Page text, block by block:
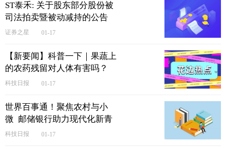
ST泰禾: 关于股东部分股份被
司法拍卖暨被动减持的公告
证券之星 01-17
【新要闻】科普一下｜果蔬上
的农药残留对人体有害吗？
科技日报 01-17
世界百事通！聚焦农村与小
微 邮储银行助力现代化新青
海建设
科技日报 01-17